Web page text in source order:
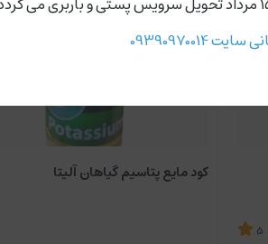
5
کود مایع پتاسیم گیاهان آلیتا
09390970014